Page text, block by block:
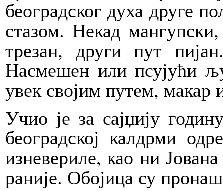
београдског духа друге
стазом. Некад
трезан, други пут
Насмешен или псујући
увек својим путем,
Учио је за сајџију
београдској калдрми
изневериле, као ни
раније. Обојица су